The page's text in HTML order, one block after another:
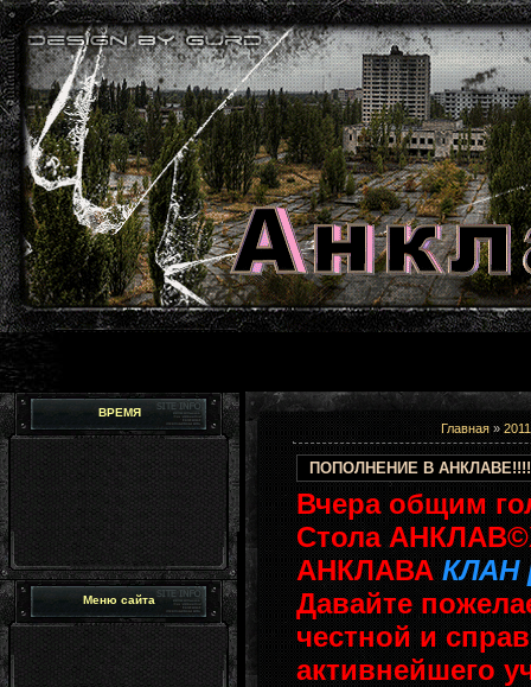
ВРЕМЯ
Меню сайта
Главная » 2011
ПОПОЛНЕНИЕ В
Вчера общим
Стола
АНКЛАВА КЛАН
Давайте
честной и
активнейшего